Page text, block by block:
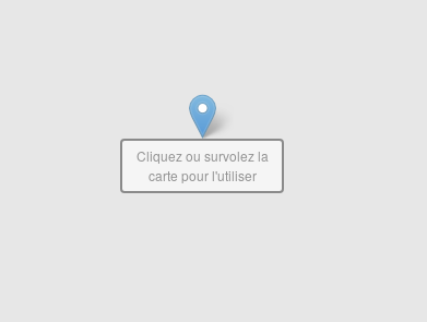
Cliquez ou survolez la
carte pour l'utiliser